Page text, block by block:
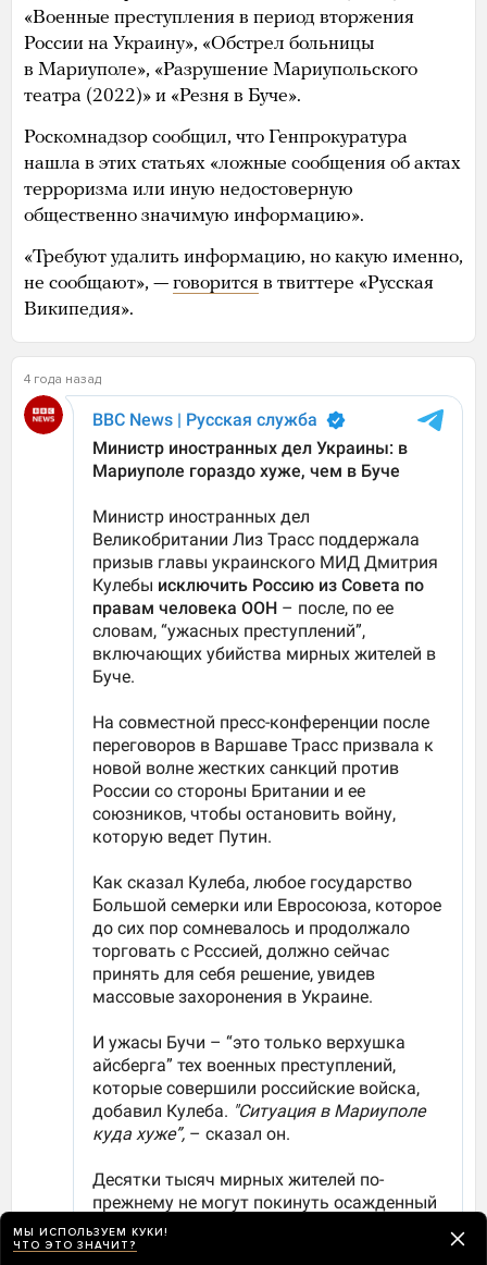
«Военные преступления в период вторжения
России на Украину», «Обстрел больницы
в Мариуполе», «Разрушение Мариупольского
театра (2022)» и «Резня в Буче».
Роскомнадзор сообщил, что Генпрокуратура
нашла в этих статьях «ложные сообщения об актах
терроризма или иную недостоверную
общественно значимую информацию».
«Требуют удалить информацию, но какую именно,
не сообщают», — говорится в твиттере «Русская
Википедия».
4 года назад
МЫ ИСПОЛЬЗУЕМ КУКИ!
ЧТО ЭТО ЗНАЧИТ?